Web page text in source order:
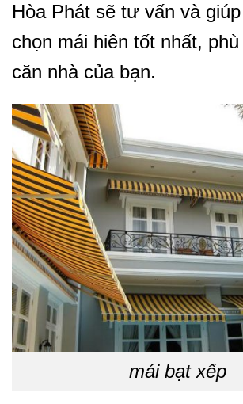
Hòa Phát sẽ tư vấn và
chọn mái hiên tốt nhất,
căn nhà của bạn.
mái bạt xếp